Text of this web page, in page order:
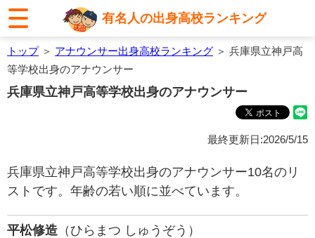
有名人の出身高校ランキング
トップ＞ アナウンサー出身高校ランキング ＞ 兵庫県立神戸高
等学校出身のアナウンサー
兵庫県立神戸高等学校出身のアナウンサー
最終更新日:2026/5/15
兵庫県立神戸高等学校出身のアナウンサー10名のリ
ストです。年齢の若い順に並べています。
平松修造 （ひらまつ しゅうぞう）